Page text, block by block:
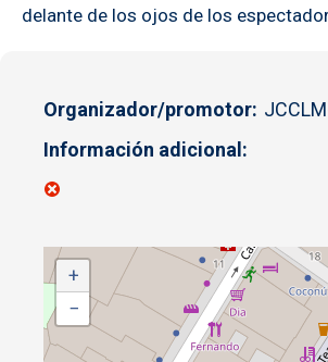
delante de los ojos de los
Organizador/promotor
Información adicional
+
−